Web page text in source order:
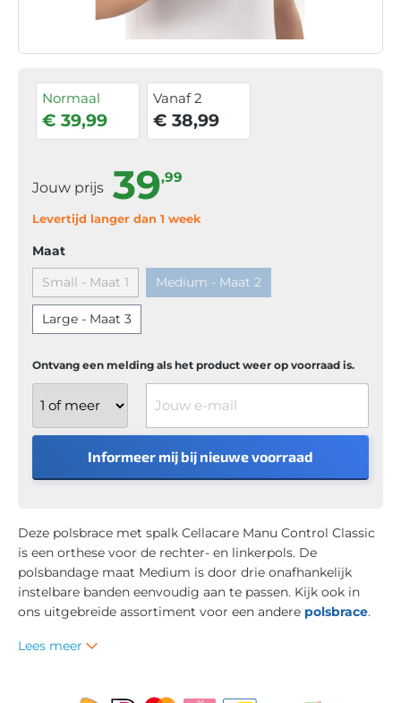
Normaal
€ 39,99
Vanaf 2
€ 38,99
Jouw prijs 39,99
Levertijd langer dan 1 week
Maat
Small - Maat 1
Medium - Maat 2
Large - Maat 3
Ontvang een melding als het product weer op voorraad is.
Informeer mij bij nieuwe voorraad
Deze polsbrace met spalk Cellacare Manu Control Classic
is een orthese voor de rechter- en linkerpols. De
polsbandage maat Medium is door drie onafhankelijk
instelbare banden eenvoudig aan te passen. Kijk ook in
ons uitgebreide assortiment voor een andere polsbrace.
Lees meer